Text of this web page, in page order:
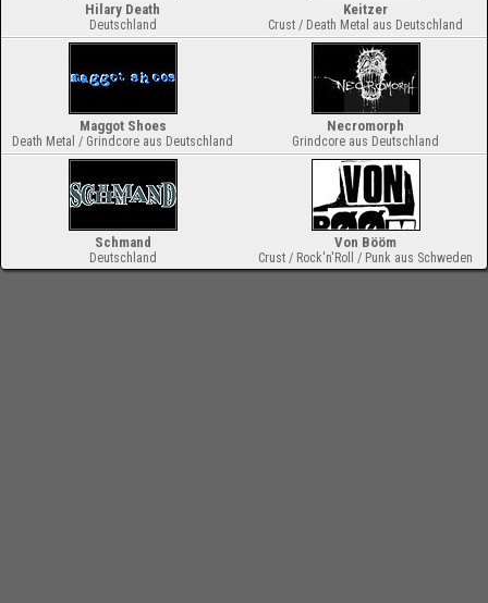
Hilary Death
Deutschland
Keitzer
Crust / Death Metal aus Deutschland
Maggot Shoes
Death Metal / Grindcore aus Deutschland
Necromorph
Grindcore aus Deutschland
Schmand
Deutschland
Von Bööm
Crust / Rock'n'Roll / Punk aus Schweden